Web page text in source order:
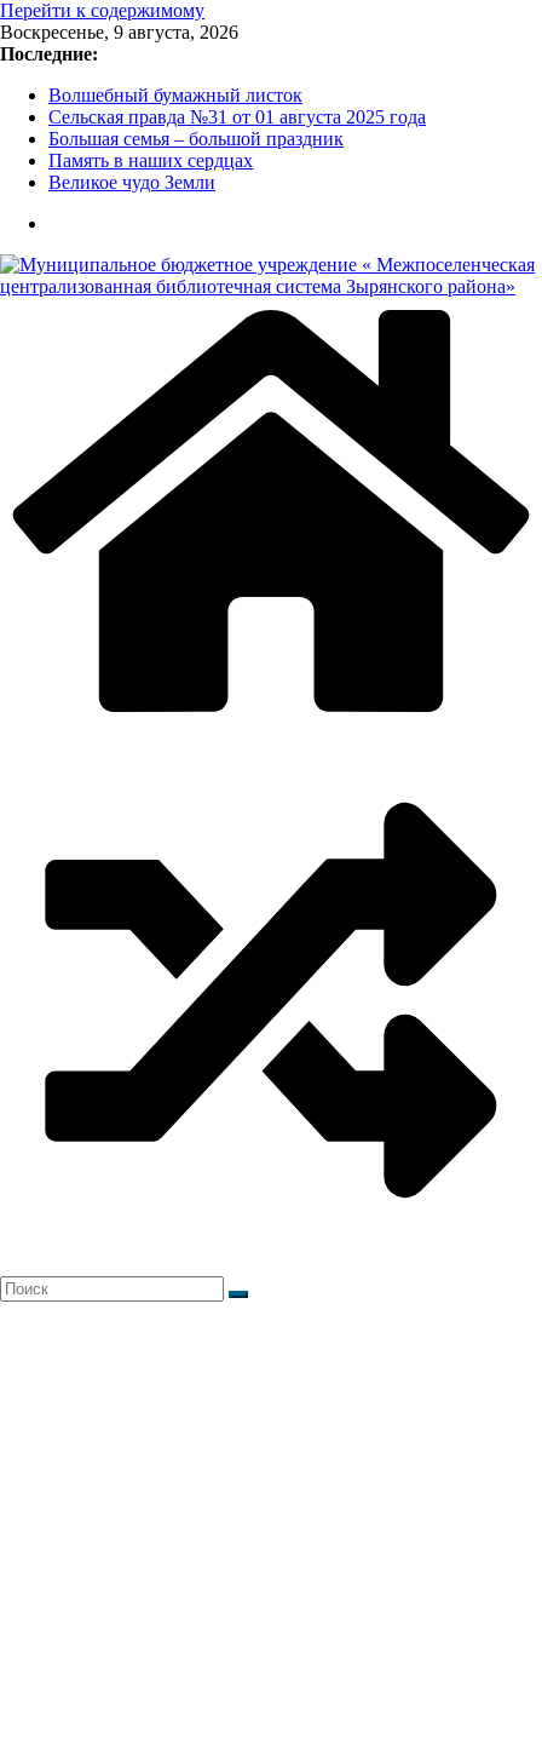
Перейти к содержимому
Воскресенье, 9 августа, 2026
Последние:
Волшебный бумажный листок
Сельская правда №31 от 01 августа 2025 года
Большая семья – большой праздник
Память в наших сердцах
Великое чудо Земли